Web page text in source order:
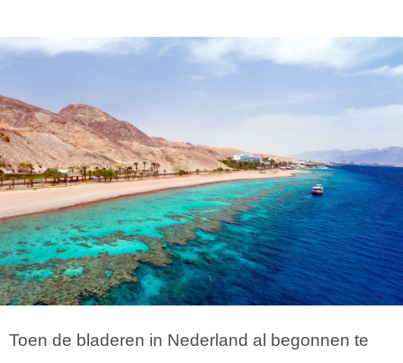
Toen de bladeren in Nederland al begonnen te